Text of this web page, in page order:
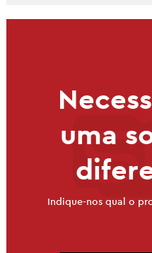
uma
Indique-nos qual o